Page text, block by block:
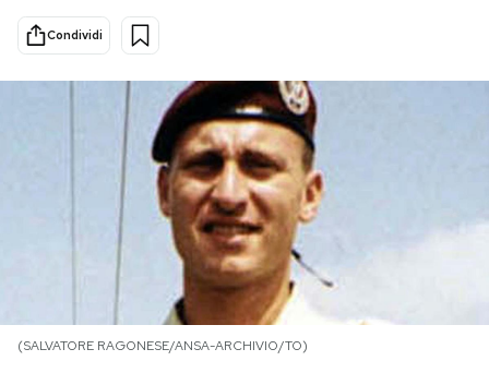
PODCAST
NEWSLETTER
I MIEI PREFERITI
Condividi
(SALVATORE RAGONESE/ANSA-ARCHIVIO/TO)